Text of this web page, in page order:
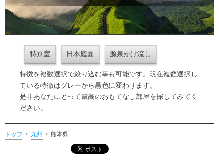
特別室 日本庭園 源泉かけ流し
特徴を複数選択で絞り込む事も可能です。現在複数選択し
ている特徴はグレーから黒色に変わります。
是非あなたにとって最高のおもてなし部屋を探してみてく
ださい。
トップ 九州 熊本県